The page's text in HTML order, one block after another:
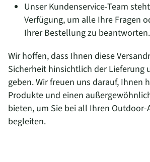
Unser Kundenservice-Team
Verfügung, um alle Ihre Fragen
Ihrer Bestellung zu beantworten.
Wir hoffen, dass Ihnen diese
Sicherheit hinsichtlich der Lieferung
geben. Wir freuen uns darauf, Ihnen
Produkte und einen
bieten, um Sie bei all Ihren Outdoor-
begleiten.